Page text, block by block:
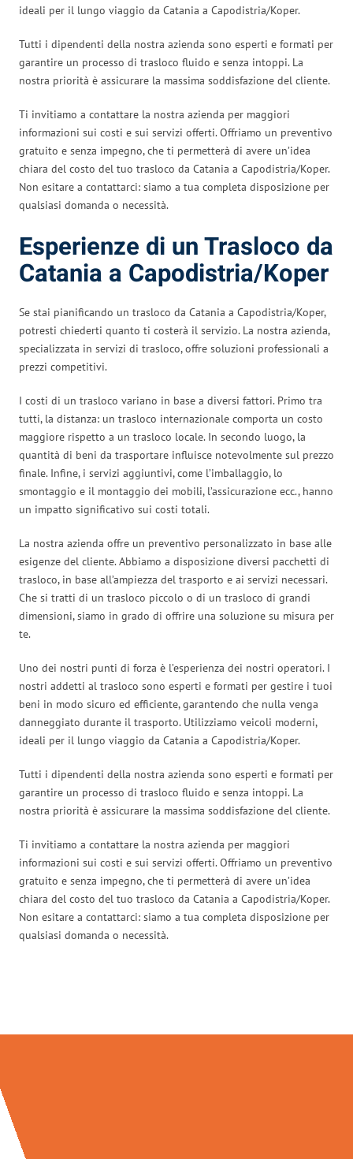
ideali per il lungo viaggio da Catania a Capodistria/Koper.
Tutti i dipendenti della nostra azienda sono esperti e formati per
garantire un processo di trasloco fluido e senza intoppi. La
nostra priorità è assicurare la massima soddisfazione del cliente.
Ti invitiamo a contattare la nostra azienda per maggiori
informazioni sui costi e sui servizi offerti. Offriamo un preventivo
gratuito e senza impegno, che ti permetterà di avere un’idea
chiara del costo del tuo trasloco da Catania a Capodistria/Koper.
Non esitare a contattarci: siamo a tua completa disposizione per
qualsiasi domanda o necessità.
Esperienze di un Trasloco da
Catania a Capodistria/Koper
Se stai pianificando un trasloco da Catania a Capodistria/Koper,
potresti chiederti quanto ti costerà il servizio. La nostra azienda,
specializzata in servizi di trasloco, offre soluzioni professionali a
prezzi competitivi.
I costi di un trasloco variano in base a diversi fattori. Primo tra
tutti, la distanza: un trasloco internazionale comporta un costo
maggiore rispetto a un trasloco locale. In secondo luogo, la
quantità di beni da trasportare influisce notevolmente sul prezzo
finale. Infine, i servizi aggiuntivi, come l’imballaggio, lo
smontaggio e il montaggio dei mobili, l’assicurazione ecc., hanno
un impatto significativo sui costi totali.
La nostra azienda offre un preventivo personalizzato in base alle
esigenze del cliente. Abbiamo a disposizione diversi pacchetti di
trasloco, in base all’ampiezza del trasporto e ai servizi necessari.
Che si tratti di un trasloco piccolo o di un trasloco di grandi
dimensioni, siamo in grado di offrire una soluzione su misura per
te.
Uno dei nostri punti di forza è l’esperienza dei nostri operatori. I
nostri addetti al trasloco sono esperti e formati per gestire i tuoi
beni in modo sicuro ed efficiente, garantendo che nulla venga
danneggiato durante il trasporto. Utilizziamo veicoli moderni,
ideali per il lungo viaggio da Catania a Capodistria/Koper.
Tutti i dipendenti della nostra azienda sono esperti e formati per
garantire un processo di trasloco fluido e senza intoppi. La
nostra priorità è assicurare la massima soddisfazione del cliente.
Ti invitiamo a contattare la nostra azienda per maggiori
informazioni sui costi e sui servizi offerti. Offriamo un preventivo
gratuito e senza impegno, che ti permetterà di avere un’idea
chiara del costo del tuo trasloco da Catania a Capodistria/Koper.
Non esitare a contattarci: siamo a tua completa disposizione per
qualsiasi domanda o necessità.